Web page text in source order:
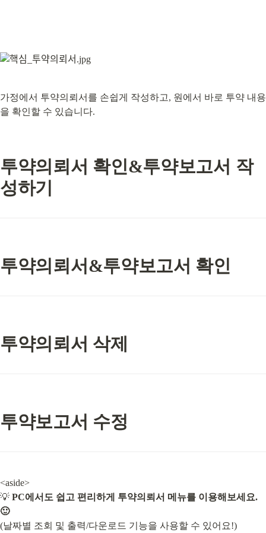
가정에서 투약의뢰서를 손쉽게 작성하고, 원에서 바로 투약 내용
을 확인할 수 있습니다.
투약의뢰서 확인&투약보고서 작
성하기
투약의뢰서&투약보고서 확인
투약의뢰서 삭제
투약보고서 수정
<aside>
💡 PC에서도 쉽고 편리하게 투약의뢰서 메뉴를 이용해보세요.
🙂
(날짜별 조회 및 출력/다운로드 기능을 사용할 수 있어요!)